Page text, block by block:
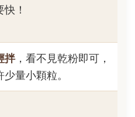
快！
拌，看不見乾粉即可，
少量小顆粒。